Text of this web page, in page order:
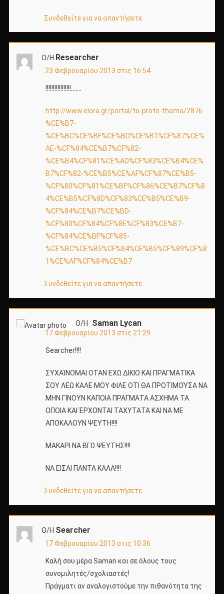
Συνδεθείτε για να απαντήσετε
Ο/Η Researcher
23 Φεβρουαρίου 2013 στις 16:54
!!!!!!!!!!!!!!!!!…….
http://www.elora.gr/portal/to-proto-thema/2876-
%CE%B7-
%CE%BC%CE%BF%CE%BD%CE%B1%CF%87%CE%
AE-%CF%84%CE%B7%CF%82-
%CE%B4%CF%81%CE%AD%CF%83%CE%B4%CE%
B7%CF%82-%CE%B5%CE%AF%CF%87%CE%B5-
%CF%80%CF%81%CE%BF%CF%86%CE%B7%CF%8
4%CE%B5%CF%8D%CF%83%CE%B5%CE%B9-
%CF%84%CE%B7%CE%BD-
%CF%80%CF%84%CF%8E%CF%83%CE%B7-
%CF%84%CE%BF%CF%85-
%CE%BC%CE%B5%CF%84%CE%B5%CF%89%CF%8
1%CE%AF%CF%84%CE%B7
Συνδεθείτε για να απαντήσετε
Ο/Η Saman Lycan
17 Φεβρουαρίου 2013 στις 21:29
Searcher!!!!
ΣΥΧΑΊΝΟΜΑΙ ΟΤΑΝ ΕΧΩ ΔΙΚΙΟ ΚΑΙ ΠΡΑΓΜΑΤΙΚΑ
ΣΟΥ ΛΕΩ ΚΑΛΕ ΜΟΥ ΦΙΛΕ ΟΤΙ ΘΑ ΠΡΟΤΙΜΟΎΣΑ ΝΑ
ΜΗΝ ΓΙΝΟΥΝ ΚΑΠΟΙΑ ΠΡΑΓΜΑΤΑ ΑΣΧΗΜΑ ΤΑ
ΟΠΟΙΑ ΚΑΙ ΈΡΧΟΝΤΑΙ ΤΑΧΥΤΑΤΑ ΚΑΙ ΝΑ ΜΕ
ΑΠΟΚΑΛΟΥΝ ΨΕΥΤΗ!!!!
ΜΑΚΑΡΙ ΝΑ ΒΓΩ ΨΕΥΤΗΣ!!!!
ΝΑ ΕΙΣΑΙ ΠΑΝΤΑ ΚΑΛΑ!!!!
Συνδεθείτε για να απαντήσετε
Ο/Η Searcher
17 Φεβρουαρίου 2013 στις 10:36
Καλή σου μέρα Saman και σε όλους τους
συνομιλητές/σχολιαστές!
Πράγματι αν αναλογιστούμε την πιθανότητα της